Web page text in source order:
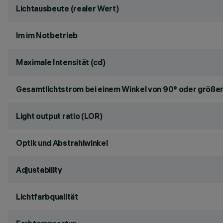
Lichtausbeute (realer Wert)
lm im Notbetrieb
Maximale Intensität (cd)
Gesamtlichtstrom bei einem Winkel von 90° oder
Light output ratio (LOR)
Optik und Abstrahlwinkel
Adjustability
Lichtfarbqualität